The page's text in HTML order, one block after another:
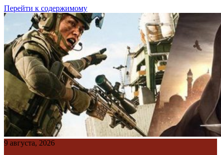
Перейти к содержимому
9 августа, 2026